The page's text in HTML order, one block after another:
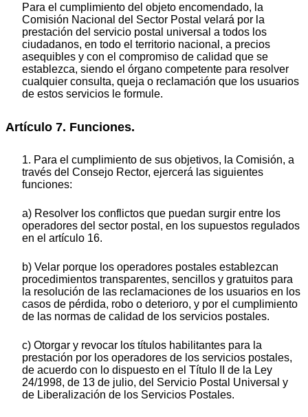
Para el cumplimiento del objeto encomendado, la
Comisión Nacional del Sector Postal velará por la
prestación del servicio postal universal a todos los
ciudadanos, en todo el territorio nacional, a precios
asequibles y con el compromiso de calidad que se
establezca, siendo el órgano competente para resolver
cualquier consulta, queja o reclamación que los usuarios
de estos servicios le formule.
Artículo 7. Funciones.
1. Para el cumplimiento de sus objetivos, la Comisión, a
través del Consejo Rector, ejercerá las siguientes
funciones:
a) Resolver los conflictos que puedan surgir entre los
operadores del sector postal, en los supuestos regulados
en el artículo 16.
b) Velar porque los operadores postales establezcan
procedimientos transparentes, sencillos y gratuitos para
la resolución de las reclamaciones de los usuarios en los
casos de pérdida, robo o deterioro, y por el cumplimiento
de las normas de calidad de los servicios postales.
c) Otorgar y revocar los títulos habilitantes para la
prestación por los operadores de los servicios postales,
de acuerdo con lo dispuesto en el Título II de la Ley
24/1998, de 13 de julio, del Servicio Postal Universal y
de Liberalización de los Servicios Postales.